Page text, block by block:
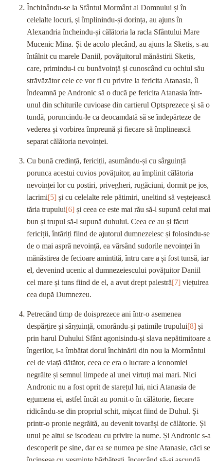
Închinându-se la Sfântul Mormânt al Domnului și în
celelalte locuri, și împlinindu-și dorința, au ajuns în
Alexandria încheindu-și călătoria la racla Sfântului Mare
Mucenic Mina. Și de acolo plecând, au ajuns la Sketis, s-au
întâlnit cu marele Daniil, povățuitorul mănăstirii Sketis,
care, primindu-i cu bunăvoință și cunoscând cu ochiul său
străvăzător cele ce vor fi cu privire la fericita Atanasia, îl
îndeamnă pe Andronic să o ducă pe fericita Atanasia într-
unul din schiturile cuvioase din cartierul Optsprezece și să o
tundă, poruncindu-le ca deocamdată să se îndepărteze de
vederea și vorbirea împreună și fiecare să împlinească
separat călătoria nevoinței.
Cu bună credință, fericiții, asumându-și cu sârguință
porunca acestui cuvios povățuitor, au împlinit călătoria
nevoinței lor cu postiri, privegheri, rugăciuni, dormit pe jos,
lacrimi[5] și cu celelalte rele pătimiri, uneltind să veștejească
tăria trupului[6] și ceea ce este mai rău să-l supună celui mai
bun și trupul să-l supună duhului. Ceea ce au și făcut
fericiții, întăriți fiind de ajutorul dumnezeiesc și folosindu-se
de o mai aspră nevoință, ea vărsând sudorile nevoinței în
mănăstirea de fecioare amintită, întru care a și fost tunsă, iar
el, devenind ucenic al dumnezeiescului povățuitor Daniil
cel mare și tuns fiind de el, a avut drept palestră[7] viețuirea
cea după Dumnezeu.
Petrecând timp de doisprezece ani într-o asemenea
despărțire și sârguință, omorându-și patimile trupului[8] și
prin harul Duhului Sfânt agonisindu-și slava nepătimitoare a
îngerilor, i-a îmbătat dorul închinării din nou la Mormântul
cel de viață dătător, ceea ce era o lucrare a iconomiei
negrăite și semnul limpede al unei virtuți mai mari. Nici
Andronic nu a fost oprit de starețul lui, nici Atanasia de
egumena ei, astfel încât au pornit-o în călătorie, fiecare
ridicându-se din propriul schit, mișcat fiind de Duhul. Și
printr-o pronie negrăită, au devenit tovarăși de călătorie. Și
unul pe altul se iscodeau cu privire la nume. Și Andronic s-a
descoperit pe sine, dar ea se numea pe sine Atanasie, căci se